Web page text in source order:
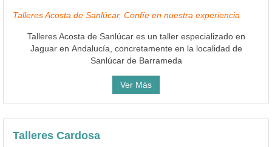
Talleres Acosta de Sanlúcar, Confíe en nuestra experiencia
Talleres Acosta de Sanlúcar es un taller especializado en
Jaguar en Andalucía, concretamente en la localidad de
Sanlúcar de Barrameda
Ver Más
Talleres Cardosa